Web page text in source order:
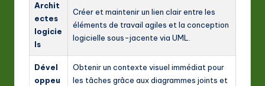
Archit
ectes
logicie
ls
Créer et maintenir un lien clair entre les
éléments de travail agiles et la conception
logicielle sous-jacente via UML.
Dével
oppeu
Obtenir un contexte visuel immédiat pour
les tâches grâce aux diagrammes joints et